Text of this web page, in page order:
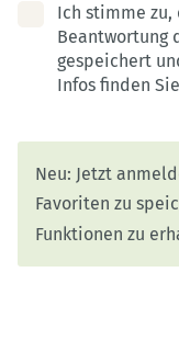
Ich stimme zu,
Beantwortung
gespeichert
Infos finden
Neu: Jetzt
Favoriten zu
Funktionen zu